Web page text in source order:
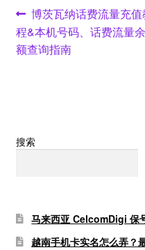
文
章
Previous
post:
博茨瓦纳话费流量充值
程&本机号码、话费流量余
额查询指南
搜索
马来西亚 CelcomDigi 保
越南手机卡实名怎么弄？